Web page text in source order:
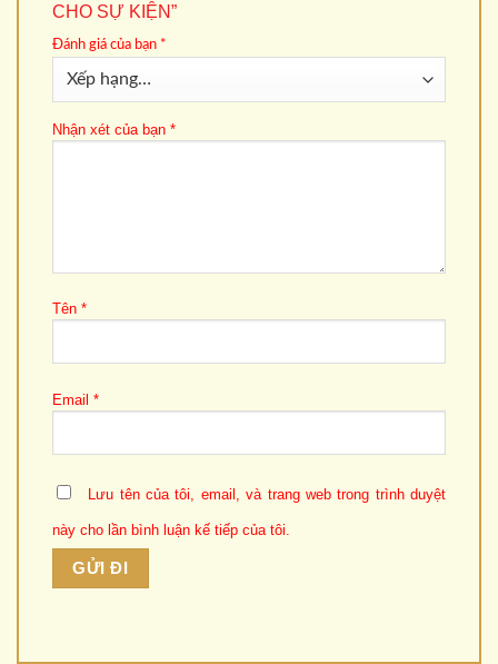
CHO SỰ KIỆN”
Đánh giá của bạn *
Nhận xét của bạn *
Tên *
Email *
Lưu tên của tôi, email, và trang web trong trình duyệt
này cho lần bình luận kế tiếp của tôi.